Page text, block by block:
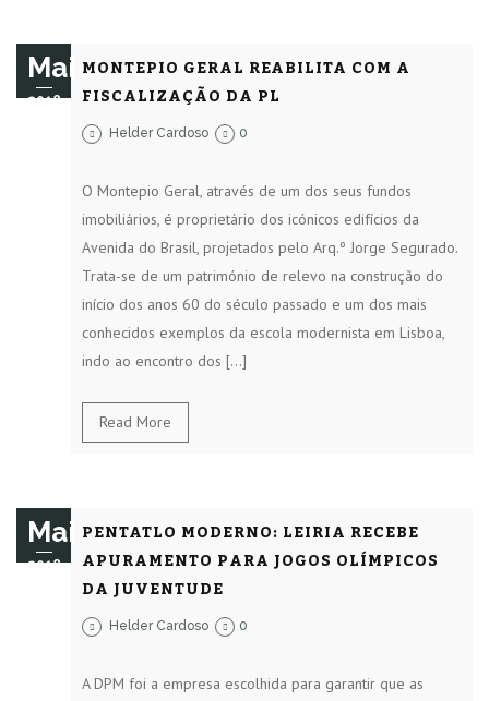
Mai
2018
MONTEPIO GERAL REABILITA COM A
FISCALIZAÇÃO DA PL
Helder Cardoso 0
O Montepio Geral, através de um dos seus fundos
imobiliários, é proprietário dos icónicos edifícios da
Avenida do Brasil, projetados pelo Arq.º Jorge Segurado.
Trata-se de um património de relevo na construção do
início dos anos 60 do século passado e um dos mais
conhecidos exemplos da escola modernista em Lisboa,
indo ao encontro dos […]
Read More
Mai
2018
PENTATLO MODERNO: LEIRIA RECEBE
APURAMENTO PARA JOGOS OLÍMPICOS
DA JUVENTUDE
Helder Cardoso 0
A DPM foi a empresa escolhida para garantir que as